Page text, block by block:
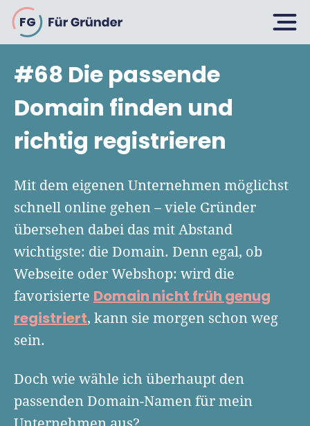
FG
Planen
Selbstständig machen
Bin ich ein Gründer?
Geschäftsmodell entwickeln
Businessplan schreiben
Businessplan-Vorlage & Muster
Finanzplan erstellen
Top 15 Franchise
Die besten Gründerkredite
Gründerwettbewerbe finden
Firma gründen: 10 Tipps
UG gründen
GmbH gründen
Geschäftskonto-Vergleich
Schutzrechte anmelden
Kleingewerbe anmelden
Wachsen
6 Tipps zum Start
Fördermittelcheck machen
Kunden gewinnen
Rechnung schreiben
Buchhaltung erledigen
Finanzieren
Fördermittel
Gründungszuschuss
Kredit für Existenzgründer
Businessplan-Software
#68 Die passende
Domain finden und
richtig registrieren
Mit dem eigenen Unternehmen möglichst
schnell online gehen – viele Gründer
übersehen dabei das mit Abstand
wichtigste: die Domain. Denn egal, ob
Webseite oder Webshop: wird die
favorisierte Domain nicht früh genug
registriert, kann sie morgen schon weg
sein.
Doch wie wähle ich überhaupt den
passenden Domain-Namen für mein